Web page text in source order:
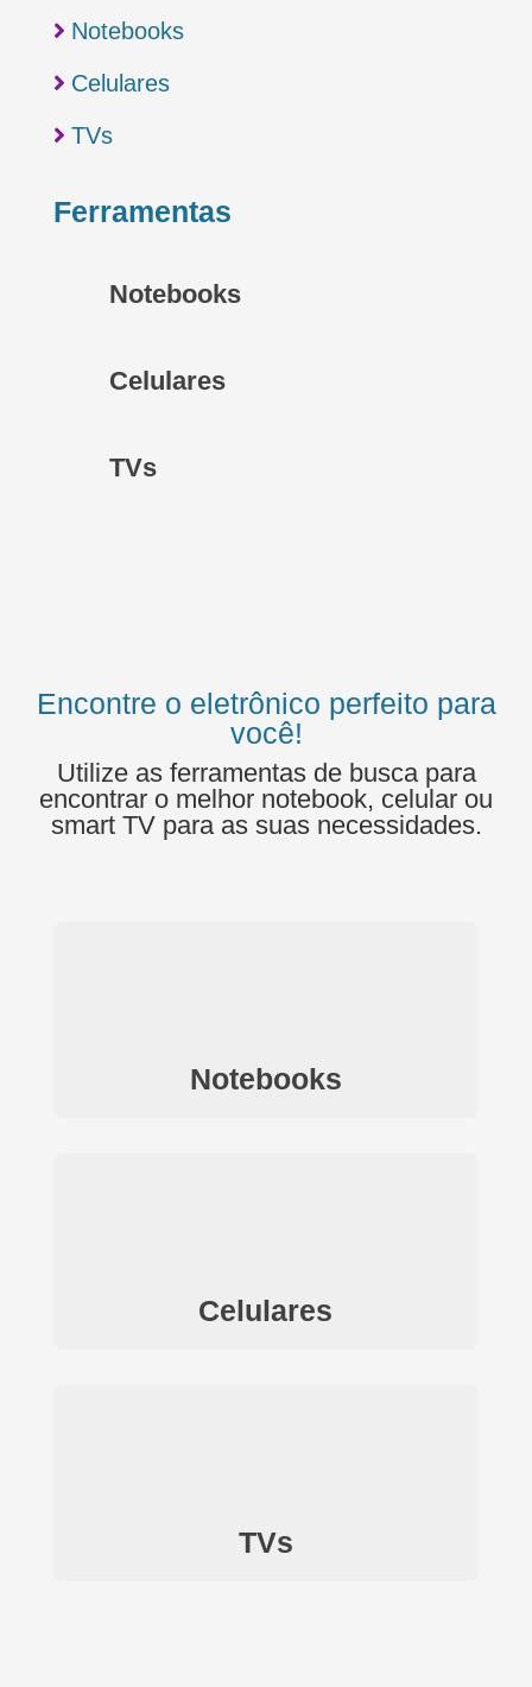
 Notebooks
 Celulares
 TVs
Ferramentas
Notebooks
Celulares
TVs
Encontre o eletrônico perfeito para
você!
Utilize as ferramentas de busca para
encontrar o melhor notebook, celular ou
smart TV para as suas necessidades.
Notebooks
Celulares
TVs